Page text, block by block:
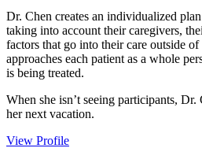
Dr. Chen creates an individualized
taking into account their caregivers,
factors that go into their care outside
approaches each patient as a whole
is being treated.
When she isn’t seeing participants,
her next vacation.
View Profile